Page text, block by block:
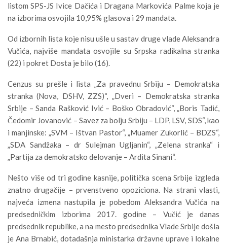
listom SPS-JS Ivice Dačića i Dragana Markovića Palme koja je
na izborima osvojila 10,95% glasova i 29 mandata.
Od izbornih lista koje nisu ušle u sastav druge vlade Aleksandra
Vučića, najviše mandata osvojile su Srpska radikalna stranka
(22) i pokret Dosta je bilo (16).
Cenzus su prešle i lista „Za pravednu Srbiju – Demokratska
stranka (Nova, DSHV, ZZS)“, „Dveri – Demokratska stranka
Srbije – Sanda Rašković Ivić – Boško Obradović“, „Boris Tadić,
Čedomir Jovanović – Savez za bolju Srbiju – LDP, LSV, SDS“, kao
i manjinske: „SVM – Ištvan Pastor“, „Muamer Zukorlić – BDZS“,
„SDA Sandžaka – dr Sulejman Ugljanin“, „Zelena stranka“ i
„Partija za demokratsko delovanje – Ardita Sinani“.
Nešto više od tri godine kasnije, politička scena Srbije izgleda
znatno drugačije – prvenstveno opoziciona. Na strani vlasti,
najveća izmena nastupila je pobedom Aleksandra Vučića na
predsedničkim izborima 2017. godine – Vučić je danas
predsednik republike, a na mesto predsednika Vlade Srbije došla
je Ana Brnabić, dotadašnja ministarka državne uprave i lokalne